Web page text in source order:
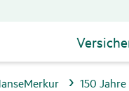
150